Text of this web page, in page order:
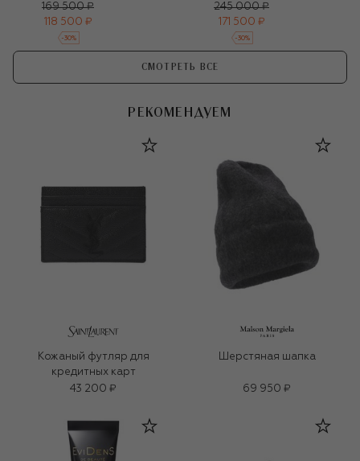
169 500 ₽
118 500 ₽
-30%
245 000 ₽
171 500 ₽
-30%
СМОТРЕТЬ ВСЕ
РЕКОМЕНДУЕМ
Кожаный футляр для
кредитных карт
43 200 ₽
Шерстяная шапка
69 950 ₽